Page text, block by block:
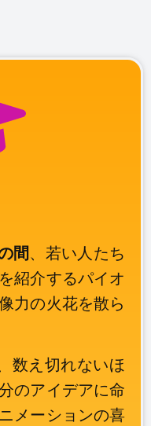
間 、若い人たち
紹介するパイオ
力の火花を散ら
数え切れないほ
のアイデアに命
メーションの喜